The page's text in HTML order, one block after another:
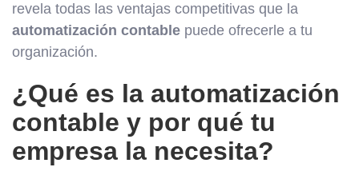
revela todas las ventajas competitivas que la
automatización contable puede ofrecerle a tu
organización.
¿Qué es la automatización
contable y por qué tu
empresa la necesita?